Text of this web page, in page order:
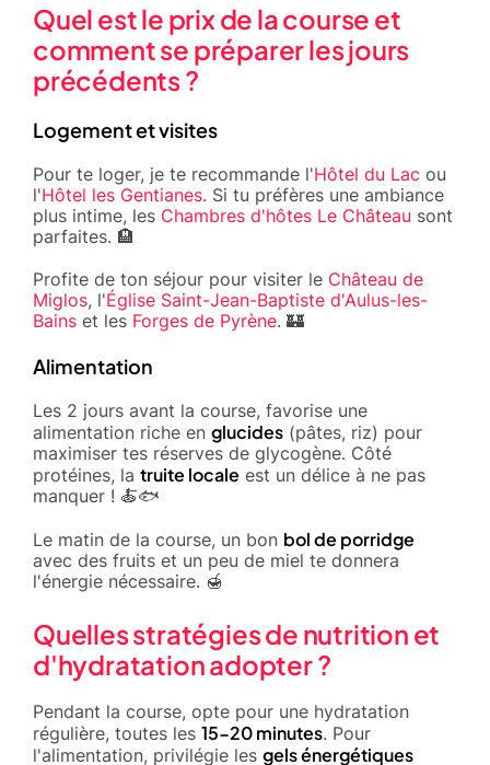
Quel est le prix de la course et
comment se préparer les jours
précédents ?
Logement et visites
Pour te loger, je te recommande l'Hôtel du Lac ou
l'Hôtel les Gentianes. Si tu préfères une ambiance
plus intime, les Chambres d'hôtes Le Château sont
parfaites. 🏨
Profite de ton séjour pour visiter le Château de
Miglos, l'Église Saint-Jean-Baptiste d'Aulus-les-
Bains et les Forges de Pyrène. 🏰
Alimentation
Les 2 jours avant la course, favorise une
alimentation riche en glucides (pâtes, riz) pour
maximiser tes réserves de glycogène. Côté
protéines, la truite locale est un délice à ne pas
manquer ! 🍝🐟
Le matin de la course, un bon bol de porridge
avec des fruits et un peu de miel te donnera
l'énergie nécessaire. 🍯
Quelles stratégies de nutrition et
d'hydratation adopter ?
Pendant la course, opte pour une hydratation
régulière, toutes les 15-20 minutes. Pour
l'alimentation, privilégie les gels énergétiques